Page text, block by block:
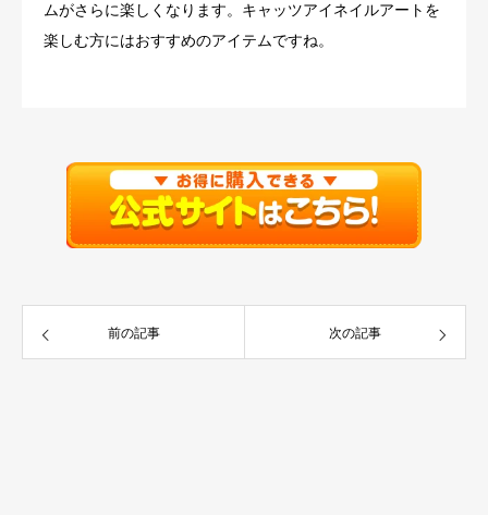
ムがさらに楽しくなります。キャッツアイネイルアートを
楽しむ方にはおすすめのアイテムですね。
前の記事 次の記事